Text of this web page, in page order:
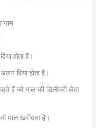
नाम
होता है।
दिया होता है।
हैं जो माल की डिलीवरी लेता
माल खरीदता है।